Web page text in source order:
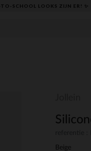
SCHOOL LOOKS ZIJN ER! ✨
Beige